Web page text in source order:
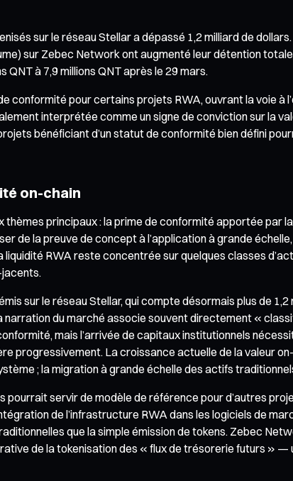
sur le réseau Stellar a dépassé 1,2 milliard de
sur Zebec Network ont augmenté leur détention
QNT à 7,9 millions QNT après le 29 mars.
pour certains projets RWA, ouvrant la voie à
interprétée comme un signe de conviction sur la
bénéficiant d’un statut de conformité bien défini
on-chain
principaux : la prime de conformité apportée par
de la preuve de concept à l’application à grande
RWA reste concentrée sur quelques classes
sur le réseau Stellar, qui compte désormais plus de
du marché associe souvent directement «
mais l’arrivée de capitaux institutionnels
progressivement. La croissance actuelle de la valeur
; la migration à grande échelle des actifs
servir de modèle de référence pour d’autres
de l’infrastructure RWA dans les logiciels de
que la simple émission de tokens. Zebec
de la tokenisation des « flux de trésorerie futurs »